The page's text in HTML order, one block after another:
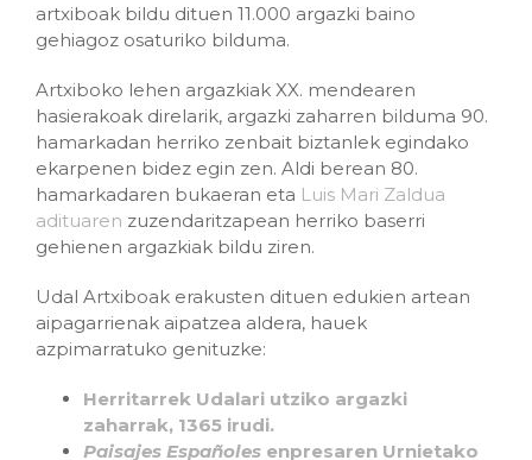
artxiboak bildu dituen 11.000 argazki baino
gehiagoz osaturiko bilduma.
Artxiboko lehen argazkiak XX. mendearen
hasierakoak direlarik, argazki zaharren bilduma 90.
hamarkadan herriko zenbait biztanlek egindako
ekarpenen bidez egin zen. Aldi berean 80.
hamarkadaren bukaeran eta Luis Mari Zaldua
adituaren zuzendaritzapean herriko baserri
gehienen argazkiak bildu ziren.
Udal Artxiboak erakusten dituen edukien artean
aipagarrienak aipatzea aldera, hauek
azpimarratuko genituzke:
Herritarrek Udalari utziko argazki
zaharrak, 1365 irudi.
Paisajes Españoles enpresaren Urnietako